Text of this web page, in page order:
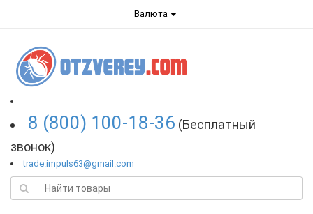
Валюта
8 (800) 100-18-36 (Бесплатный
звонок)
trade.impuls63@gmail.com